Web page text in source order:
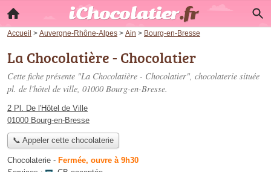
Accueil > Auvergne-Rhône-Alpes > Ain > Bourg-en-Bresse
La Chocolatière - Chocolatier
Cette fiche présente "La Chocolatière - Chocolatier", chocolaterie située
pl. de l'hôtel de ville, 01000 Bourg-en-Bresse.
2 Pl. De l'Hôtel de Ville
01000 Bourg-en-Bresse
📞 Appeler cette chocolaterie
Chocolaterie - Fermée, ouvre à 9h30